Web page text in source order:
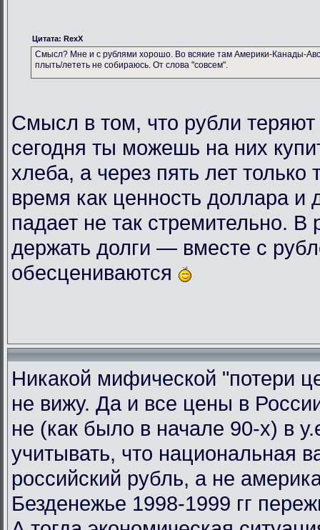
Цитата: RexX
Смысл? Мне и с рублями хорошо. Во всякие там Америки-Канады-
плыть/лететь не собираюсь. От слова "совсем".
Смысл в том, что рубли теряют
сегодня ты можешь на них
хлеба, а через пять лет только
время как ценность доллара и
падает не так стремительно. В
держать долги — вместе с
обесцениваются
Никакой мифической "потери
не вижу. Да и все цены в
не (как было в начале 90-х) в
учитывать, что национальная
российский рубль, а не
Безденежье 1998-1999 гг